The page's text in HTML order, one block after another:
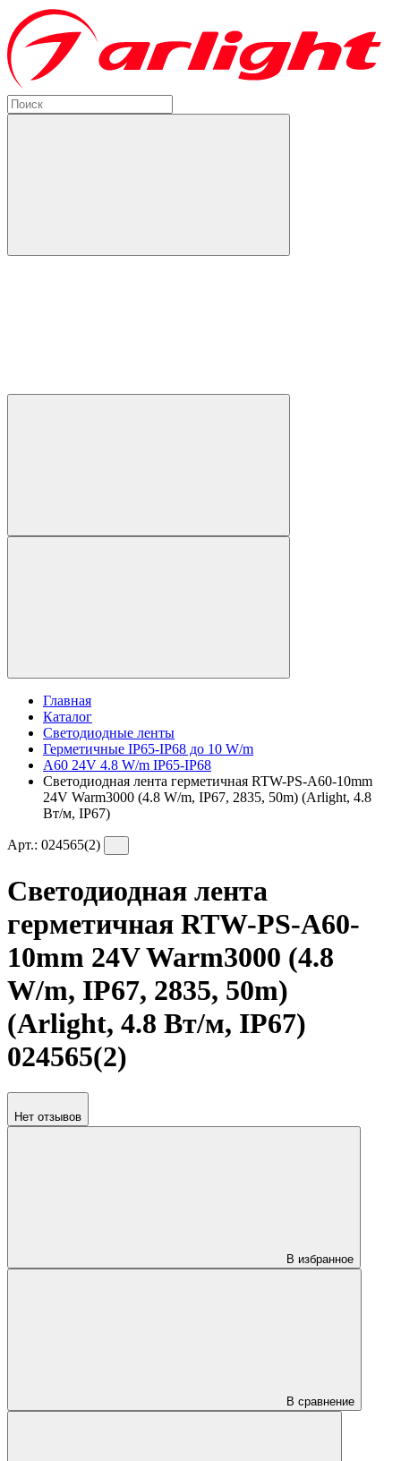
Главная
Каталог
Светодиодные ленты
Герметичные IP65-IP68 до 10 W/m
A60 24V 4.8 W/m IP65-IP68
Светодиодная лента герметичная RTW-PS-A60-10mm
24V Warm3000 (4.8 W/m, IP67, 2835, 50m) (Arlight, 4.8
Вт/м, IP67)
Арт.: 024565(2)
Светодиодная лента
герметичная RTW-PS-A60-
10mm 24V Warm3000 (4.8
W/m, IP67, 2835, 50m)
(Arlight, 4.8 Вт/м, IP67)
024565(2)
Нет отзывов
В избранное
В сравнение